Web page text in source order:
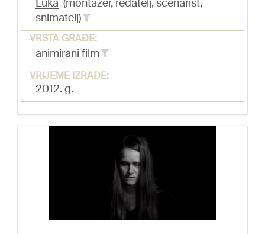
Luka (montažer, redatelj, scenarist,
snimatelj)
VRSTA GRAĐE:
animirani film
VRIJEME IZRADE:
2012. g.